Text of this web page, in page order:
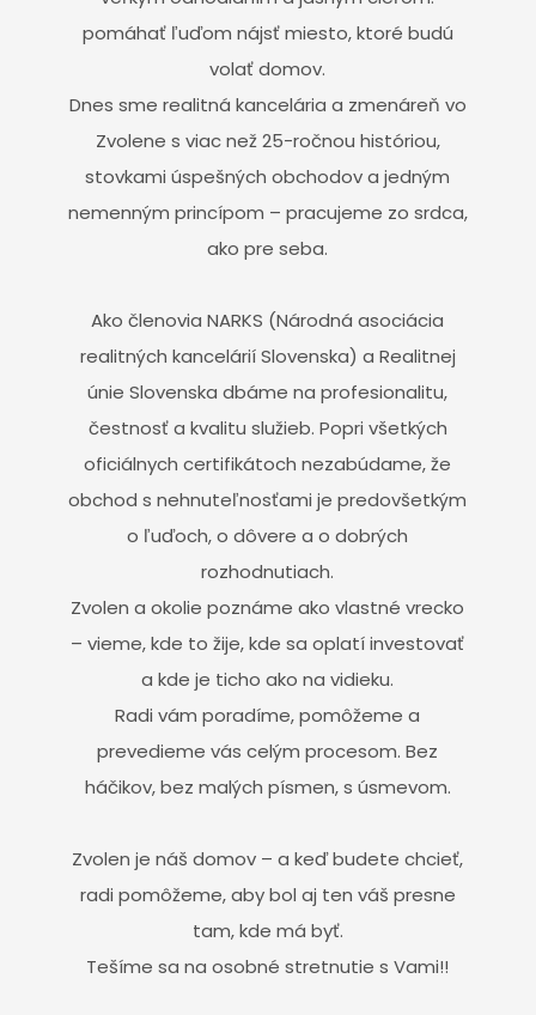
pomáhať ľuďom nájsť miesto, ktoré budú
volať domov.
Dnes sme realitná kancelária a zmenáreň vo
Zvolene s viac než 25-ročnou históriou,
stovkami úspešných obchodov a jedným
nemenným princípom – pracujeme zo srdca,
ako pre seba.
Ako členovia NARKS (Národná asociácia
realitných kancelárií Slovenska) a Realitnej
únie Slovenska dbáme na profesionalitu,
čestnosť a kvalitu služieb. Popri všetkých
oficiálnych certifikátoch nezabúdame, že
obchod s nehnuteľnosťami je predovšetkým
o ľuďoch, o dôvere a o dobrých
rozhodnutiach.
Zvolen a okolie poznáme ako vlastné vrecko
– vieme, kde to žije, kde sa oplatí investovať
a kde je ticho ako na vidieku.
Radi vám poradíme, pomôžeme a
prevedieme vás celým procesom. Bez
háčikov, bez malých písmen, s úsmevom.
Zvolen je náš domov – a keď budete chcieť,
radi pomôžeme, aby bol aj ten váš presne
tam, kde má byť.
Tešíme sa na osobné stretnutie s Vami!!